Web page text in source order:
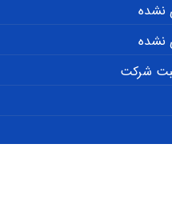
نشده
نشده
شرکت